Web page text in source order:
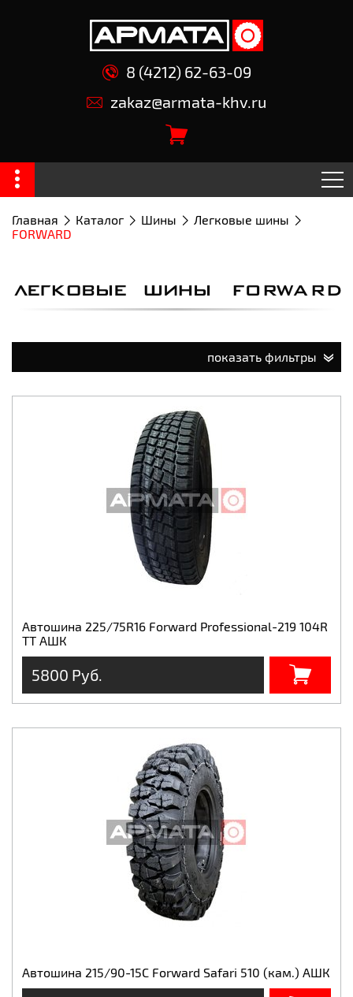
8 (4212) 62-63-09
zakaz@armata-khv.ru
Главная Каталог Шины
Легковые шины
FORWARD
ЛЕГКОВЫЕ ШИНЫ FORWARD
показать фильтры
Автошина 225/75R16 Forward Professional-219 104R
TT АШК
5800 Руб.
Автошина 215/90-15С Forward Safari 510 (кам.) АШК